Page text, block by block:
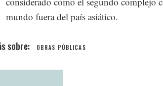
mundo fuera del país asiático.
OBRAS PÚBLICAS